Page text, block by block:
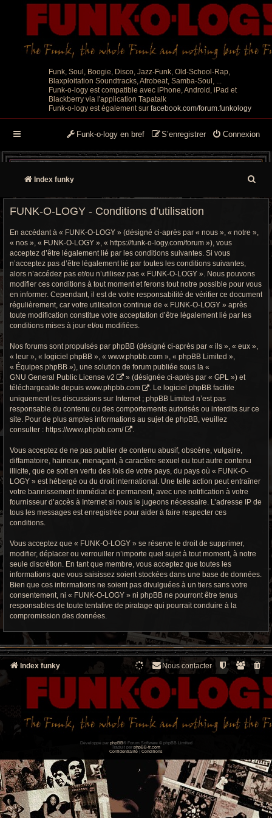
Funk, Soul, Boogie, Disco, Jazz-Funk, Old-School-Rap,
Blaxploitation Soundtracks, Afrobeat, Samba-Soul, ...
Funk-o-logy est compatible avec iPhone, Android, iPad et
Blackberry via l'application Tapatalk
Funk-o-logy est également sur facebook.com/forum.funkology
Connexion
S’enregistrer
Funk-o-logy en bref
Index funky
e
h
c
o
FUNK-O-LOGY - Conditions d’utilisation
En accédant à « FUNK-O-LOGY » (désigné ci-après par « nous », « notre »,
« nos », « FUNK-O-LOGY », « https://funk-o-logy.com/forum »), vous
acceptez d’être légalement lié par les conditions suivantes. Si vous
n’acceptez pas d’être légalement lié par toutes les conditions suivantes,
alors n’accédez pas et/ou n’utilisez pas « FUNK-O-LOGY ». Nous pouvons
modifier ces conditions à tout moment et ferons tout notre possible pour vous
en informer. Cependant, il est de votre responsabilité de vérifier ce document
régulièrement, car votre utilisation continue de « FUNK-O-LOGY » après
toute modification constitue votre acceptation d’être légalement lié par les
conditions mises à jour et/ou modifiées.
Nos forums sont propulsés par phpBB (désigné ci-après par « ils », « eux »,
« leur », « logiciel phpBB », « www.phpbb.com », « phpBB Limited »,
« Équipes phpBB »), une solution de forum publiée sous la «
GNU General Public License v2
» (désignée ci-après par « GPL ») et
téléchargeable depuis www.phpbb.com
. Le logiciel phpBB facilite
uniquement les discussions sur Internet ; phpBB Limited n’est pas
responsable du contenu ou des comportements autorisés ou interdits sur ce
site. Pour de plus amples informations au sujet de phpBB, veuillez
consulter : https://www.phpbb.com/
Vous acceptez de ne pas publier de contenu abusif, obscène, vulgaire,
diffamatoire, haineux, menaçant, à caractère sexuel ou tout autre contenu
illicite, que ce soit en vertu des lois de votre pays, du pays où « FUNK-O-
LOGY » est hébergé ou du droit international. Une telle action peut entraîner
votre bannissement immédiat et permanent, avec une notification à votre
fournisseur d’accès à Internet si nous le jugeons nécessaire. L’adresse IP de
tous les messages est enregistrée pour aider à faire respecter ces
conditions.
Vous acceptez que « FUNK-O-LOGY » se réserve le droit de supprimer,
modifier, déplacer ou verrouiller n’importe quel sujet à tout moment, à notre
seule discrétion. En tant que membre, vous acceptez que toutes les
informations que vous saisissez soient stockées dans une base de données.
Bien que ces informations ne soient pas divulguées à un tiers sans votre
consentement, ni « FUNK-O-LOGY » ni phpBB ne pourront être tenus
responsables de toute tentative de piratage qui pourrait conduire à la
compromission des données.
Index funky Nous contacter
Développé par phpBB® Forum Software © phpBB Limited
Traduit par phpBB-fr.com
Confidentialité
Conditions